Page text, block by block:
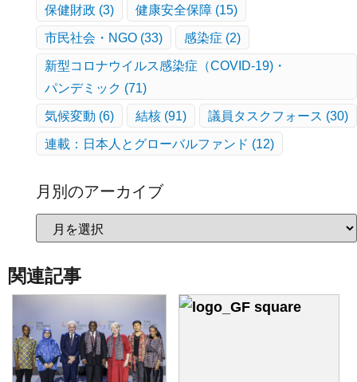
保健財政 (3) 健康安全保障(15)
市民社会・NGO(33) 感染症 (2)
新型コロナウイルス感染症（COVID-19)・
パンデミック (71)
気候変動 (6) 結核(91) 議員タスクフォース (30)
連載：日本人とグローバルファンド (12)
月別のアーカイブ
関連記事